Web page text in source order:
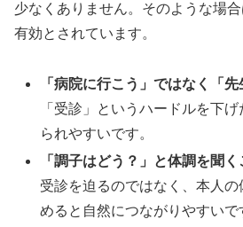
少なくありません。そのような場
有効とされています。
「病院に行こう」ではなく「先
「受診」というハードルを下
られやすいです。
「調子はどう？」と体調を聞く
受診を迫るのではなく、本人
めると自然につながりやすいで